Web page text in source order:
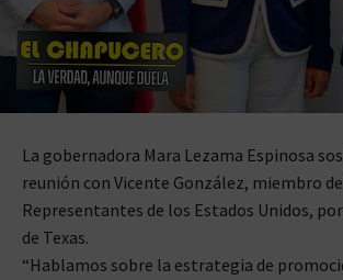
La gobernadora Mara Lezama Espinosa
reunión con Vicente González, miembro
Representantes de los Estados Unidos,
de Texas.
“Hablamos sobre la estrategia de